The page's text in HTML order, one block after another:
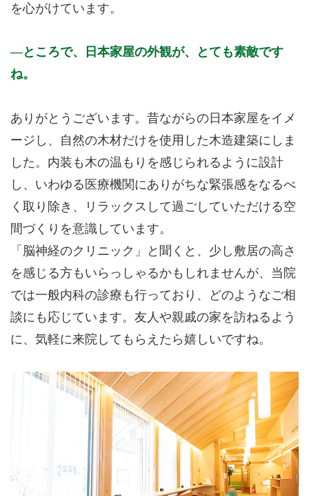
を心がけています。
ところで、日本家屋の外観が、とても素敵です
ね。
ありがとうございます。昔ながらの日本家屋をイメ
ージし、自然の木材だけを使用した木造建築にしま
した。内装も木の温もりを感じられるように設計
し、いわゆる医療機関にありがちな緊張感をなるべ
く取り除き、リラックスして過ごしていただける空
間づくりを意識しています。
「脳神経のクリニック」と聞くと、少し敷居の高さ
を感じる方もいらっしゃるかもしれませんが、当院
では一般内科の診療も行っており、どのようなご相
談にも応じています。友人や親戚の家を訪ねるよう
に、気軽に来院してもらえたら嬉しいですね。